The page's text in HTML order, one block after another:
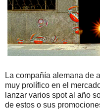
La compañía alemana de
muy prolífico en el
lanzar varios spot al año
de estos o sus